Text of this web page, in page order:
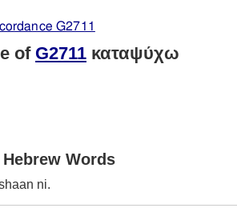
G2711
of G2711 καταψύχω
Words
ni.